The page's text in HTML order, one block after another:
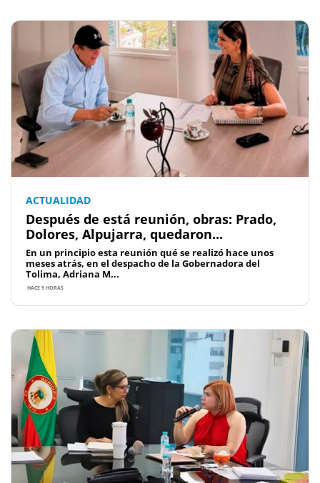
ACTUALIDAD
Después de está reunión, obras: Prado,
Dolores, Alpujarra, quedaron...
En un principio esta reunión qué se realizó hace unos
meses atrás, en el despacho de la Gobernadora del
Tolima, Adriana M...
HACE 9 HORAS